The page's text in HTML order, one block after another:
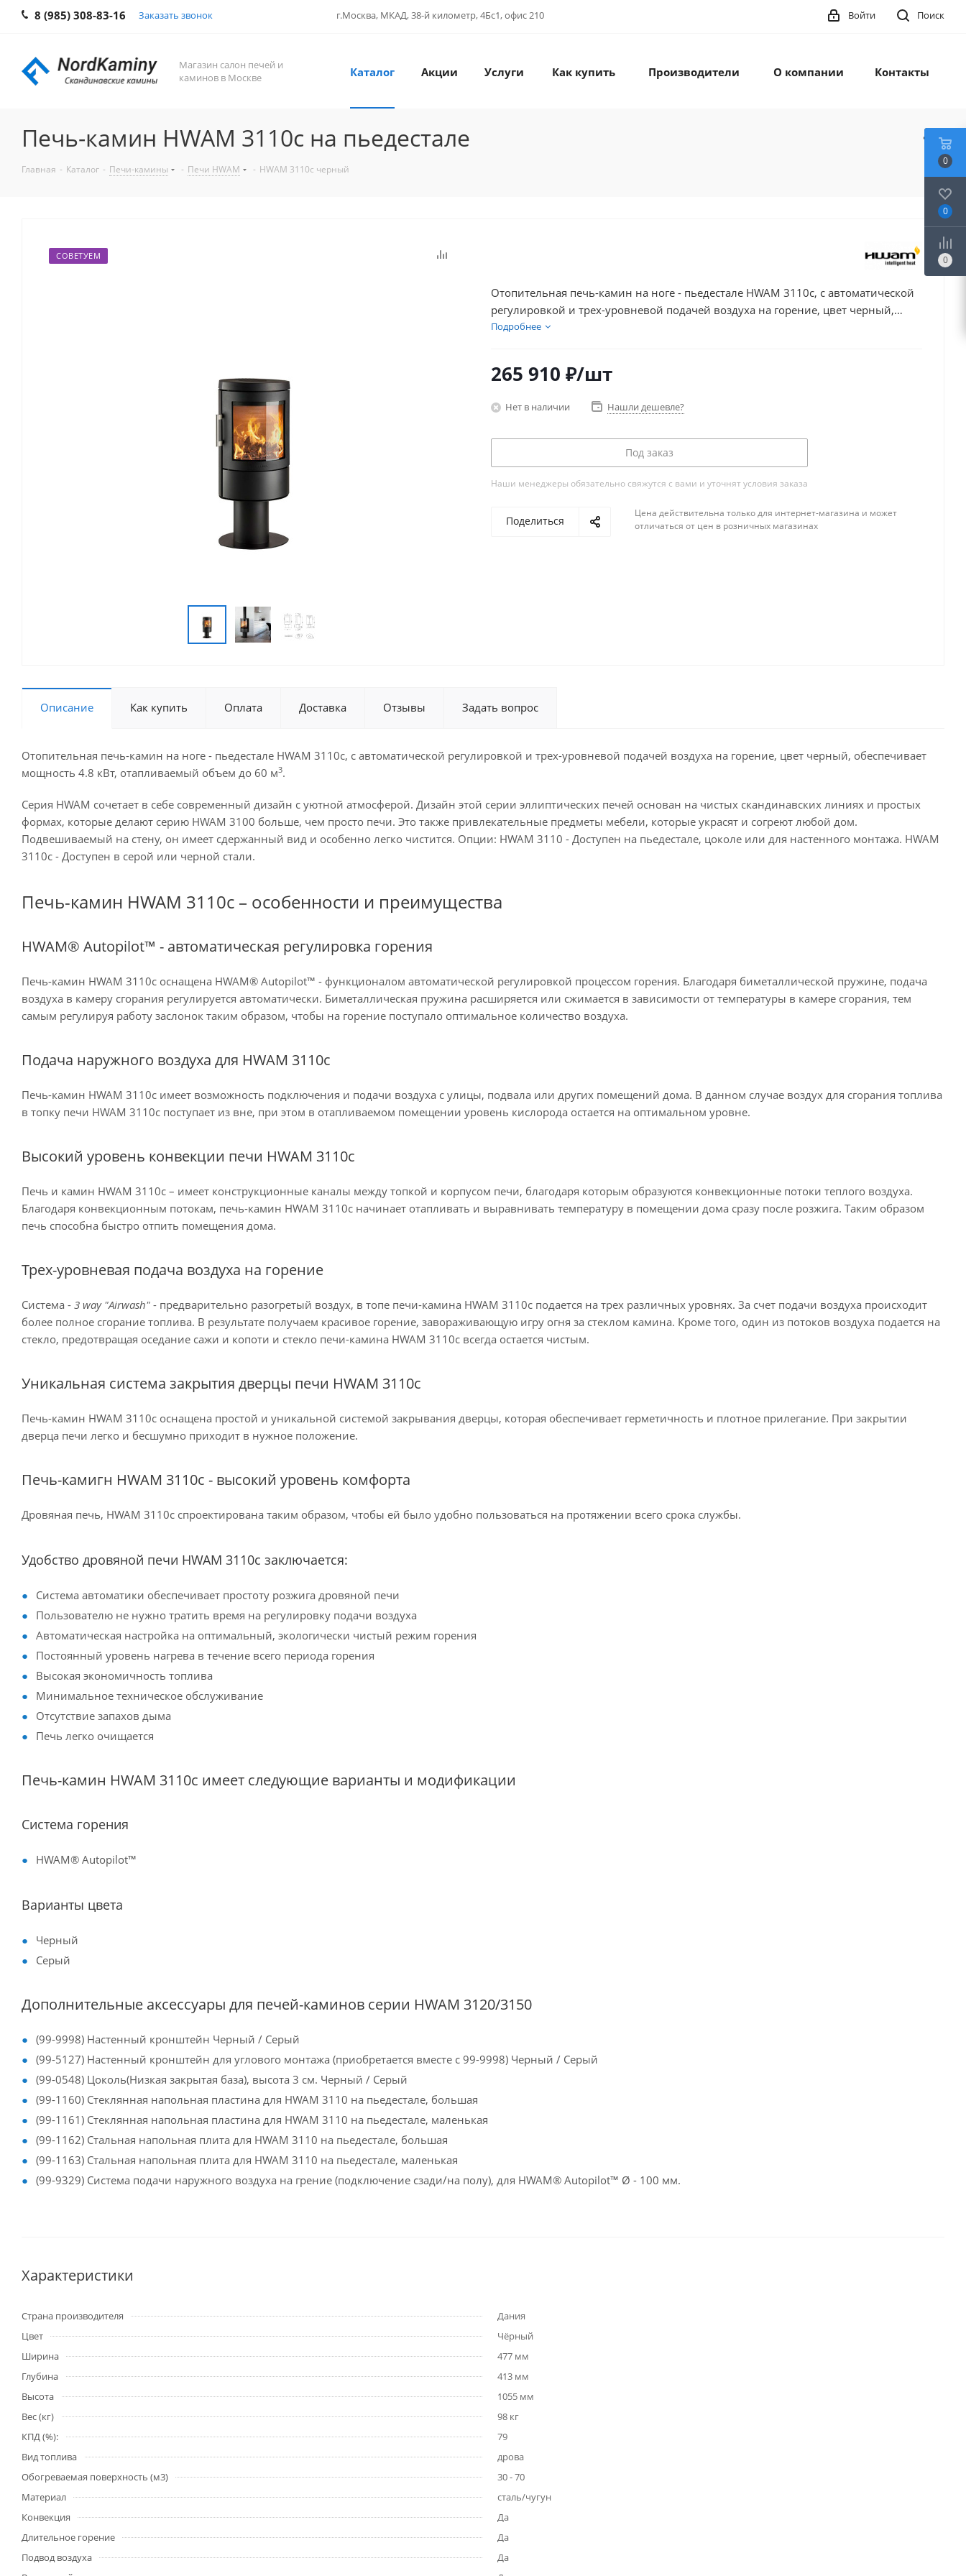
8 (985) 308-83-16 Заказать звонок г.Москва, МКАД, 38-й километр, 4Бс1, офис 210 Поиск
Войти
Магазин салон печей и
каминов в Москве
Каталог Акции Услуги Как купить Производители О компании Контакты
Печь-камин HWAM 3110c на пьедестале
Главная - Каталог - Печи-камины - Печи HWAM - HWAM 3110c черный
СОВЕТУЕМ
Отопительная печь-камин на ноге - пьедестале HWAM 3110c, с автоматической
регулировкой и трех-уровневой подачей воздуха на горение, цвет черный,
обеспечивает мощность 4.8 кВт, отапливаемый объем до 60 м
Подробнее
265 910 ₽/шт
Нет в наличии Нашли дешевле?
Под заказ
Наши менеджеры обязательно свяжутся с вами и уточнят условия заказа
Поделиться
Цена действительна только для интернет-магазина и может
отличаться от цен в розничных магазинах
Описание Как купить Оплата Доставка Отзывы Задать вопрос
Отопительная печь-камин на ноге - пьедестале HWAM 3110c, с автоматической регулировкой и трех-уровневой подачей воздуха на горение, цвет черный, обеспечивает
мощность 4.8 кВт, отапливаемый объем до 60 м3.
Серия HWAM сочетает в себе современный дизайн с уютной атмосферой. Дизайн этой серии эллиптических печей основан на чистых скандинавских линиях и простых
формах, которые делают серию HWAM 3100 больше, чем просто печи. Это также привлекательные предметы мебели, которые украсят и согреют любой дом.
Подвешиваемый на стену, он имеет сдержанный вид и особенно легко чистится. Опции: HWAM 3110 - Доступен на пьедестале, цоколе или для настенного монтажа. HWAM
3110c - Доступен в серой или черной стали.
Печь-камин HWAM 3110c – особенности и преимущества
HWAM® Autopilot™ - автоматическая регулировка горения
Печь-камин HWAM 3110c оснащена HWAM® Autopilot™ - функционалом автоматической регулировкой процессом горения. Благодаря биметаллической пружине, подача
воздуха в камеру сгорания регулируется автоматически. Биметаллическая пружина расширяется или сжимается в зависимости от температуры в камере сгорания, тем
самым регулируя работу заслонок таким образом, чтобы на горение поступало оптимальное количество воздуха.
Подача наружного воздуха для HWAM 3110c
Печь-камин HWAM 3110c имеет возможность подключения и подачи воздуха с улицы, подвала или других помещений дома. В данном случае воздух для сгорания топлива
в топку печи HWAM 3110c поступает из вне, при этом в отапливаемом помещении уровень кислорода остается на оптимальном уровне.
Высокий уровень конвекции печи HWAM 3110c
Печь и камин HWAM 3110c – имеет конструкционные каналы между топкой и корпусом печи, благодаря которым образуются конвекционные потоки теплого воздуха.
Благодаря конвекционным потокам, печь-камин HWAM 3110c начинает отапливать и выравнивать температуру в помещении дома сразу после розжига. Таким образом
печь способна быстро отпить помещения дома.
Трех-уровневая подача воздуха на горение
Система - 3 way "Airwash" - предварительно разогретый воздух, в топе печи-камина HWAM 3110c подается на трех различных уровнях. За счет подачи воздуха происходит
более полное сгорание топлива. В результате получаем красивое горение, завораживающую игру огня за стеклом камина. Кроме того, один из потоков воздуха подается на
стекло, предотвращая оседание сажи и копоти и стекло печи-камина HWAM 3110c всегда остается чистым.
Уникальная система закрытия дверцы печи HWAM 3110c
Печь-камин HWAM 3110c оснащена простой и уникальной системой закрывания дверцы, которая обеспечивает герметичность и плотное прилегание. При закрытии
дверца печи легко и бесшумно приходит в нужное положение.
Печь-камигн HWAM 3110c - высокий уровень комфорта
Дровяная печь, HWAM 3110c спроектирована таким образом, чтобы ей было удобно пользоваться на протяжении всего срока службы.
Удобство дровяной печи HWAM 3110c заключается:
Система автоматики обеспечивает простоту розжига дровяной печи
Пользователю не нужно тратить время на регулировку подачи воздуха
Автоматическая настройка на оптимальный, экологически чистый режим горения
Постоянный уровень нагрева в течение всего периода горения
Высокая экономичность топлива
Минимальное техническое обслуживание
Отсутствие запахов дыма
Печь легко очищается
Печь-камин HWAM 3110c имеет следующие варианты и модификации
Система горения
HWAM® Autopilot™
Варианты цвета
Черный
Серый
Дополнительные аксессуары для печей-каминов серии HWAM 3120/3150
(99-9998) Настенный кронштейн Черный / Серый
(99-5127) Настенный кронштейн для углового монтажа (приобретается вместе с 99-9998) Черный / Серый
(99-0548) Цоколь(Низкая закрытая база), высота 3 см. Черный / Серый
(99-1160) Стеклянная напольная пластина для HWAM 3110 на пьедестале, большая
(99-1161) Стеклянная напольная пластина для HWAM 3110 на пьедестале, маленькая
(99-1162) Стальная напольная плита для HWAM 3110 на пьедестале, большая
(99-1163) Стальная напольная плита для HWAM 3110 на пьедестале, маленькая
(99-9329) Система подачи наружного воздуха на грение (подключение сзади/на полу), для HWAM® Autopilot™ Ø - 100 мм.
Характеристики
Страна производителя
Дания
Цвет
Чёрный
Ширина
477 мм
Глубина
413 мм
Высота
1055 мм
Вес (кг)
98 кг
КПД (%):
79
Вид топлива
дрова
Обогреваемая поверхность (м3)
30 - 70
Материал
сталь/чугун
Конвекция
Да
Длительное горение
Да
Подвод воздуха
Да
0
0
0